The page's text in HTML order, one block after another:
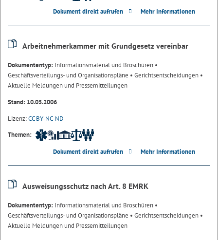
Dokument direkt aufrufen Mehr Informationen
Arbeitnehmerkammer mit Grundgesetz vereinbar
Dokumententyp: Informationsmaterial und Broschüren •
Geschäftsverteilungs- und Organisationspläne • Gerichtsentscheidungen •
Aktuelle Meldungen und Pressemitteilungen
Stand: 10.05.2006
Lizenz:CC BY-NC-ND
Themen:
Dokument direkt aufrufen Mehr Informationen
Ausweisungsschutz nach Art. 8 EMRK
Dokumententyp: Informationsmaterial und Broschüren •
Geschäftsverteilungs- und Organisationspläne • Gerichtsentscheidungen •
Aktuelle Meldungen und Pressemitteilungen